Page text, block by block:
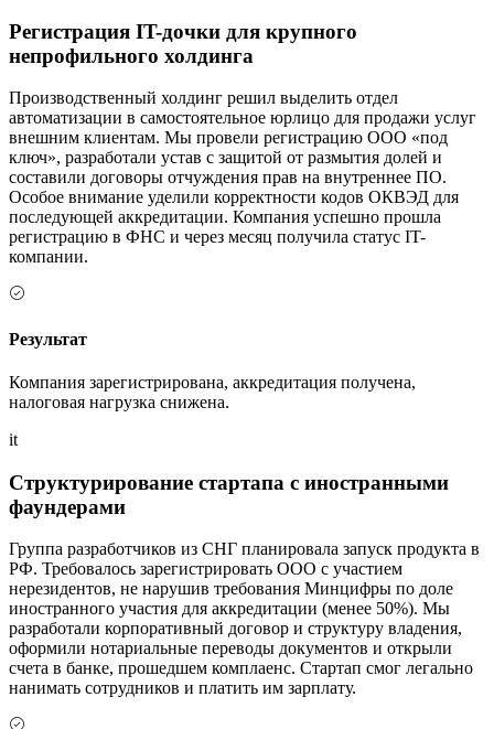
Регистрация IT-дочки для крупного
непрофильного холдинга
Производственный холдинг решил выделить отдел
автоматизации в самостоятельное юрлицо для продажи услуг
внешним клиентам. Мы провели регистрацию ООО «под
ключ», разработали устав с защитой от размытия долей и
составили договоры отчуждения прав на внутреннее ПО.
Особое внимание уделили корректности кодов ОКВЭД для
последующей аккредитации. Компания успешно прошла
регистрацию в ФНС и через месяц получила статус IT-
компании.
Результат
Компания зарегистрирована, аккредитация получена,
налоговая нагрузка снижена.
it
Структурирование стартапа с иностранными
фаундерами
Группа разработчиков из СНГ планировала запуск продукта в
РФ. Требовалось зарегистрировать ООО с участием
нерезидентов, не нарушив требования Минцифры по доле
иностранного участия для аккредитации (менее 50%). Мы
разработали корпоративный договор и структуру владения,
оформили нотариальные переводы документов и открыли
счета в банке, прошедшем комплаенс. Стартап смог легально
нанимать сотрудников и платить им зарплату.